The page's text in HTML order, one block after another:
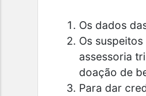
Os dados
Os
assessoria
doação de
Para dar